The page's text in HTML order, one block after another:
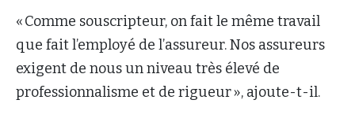
« Comme souscripteur, on fait le même travail
que fait l’employé de l’assureur. Nos assureurs
exigent de nous un niveau très élevé de
professionnalisme et de rigueur », ajoute-t-il.